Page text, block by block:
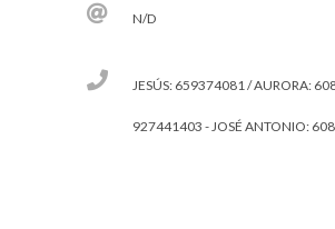
N/D
JESÚS: 659374081 / AURORA:
927441403 - JOSÉ ANTONIO: